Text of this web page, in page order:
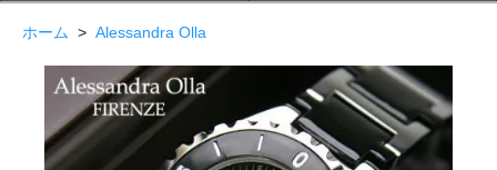
ホーム > Alessandra Olla